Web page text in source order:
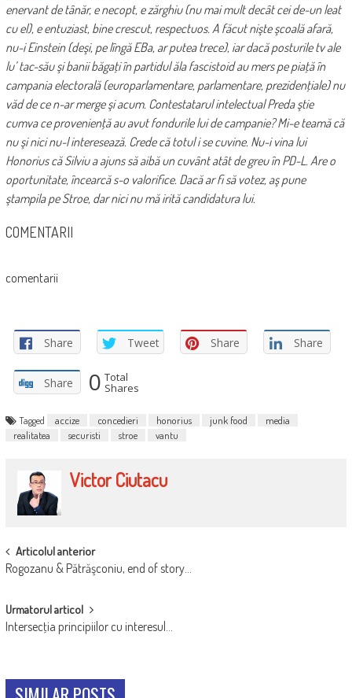
enervant de tânăr, e necopt, e zărghiu (nu mai mult decât cei de-un leat
cu el), e entuziast, bine crescut, respectuos. A făcut nişte şcoală afară,
nu-i Einstein (deşi, pe lîngă EBa, ar putea trece), iar dacă posturile tv ale
lu’ tac-său şi banii băgaţi în partidul ăla fascistoid au mers pe piaţă în
campania electorală (europarlamentare, parlamentare, prezidenţiale) nu
văd de ce n-ar merge şi acum. Contestatarul intelectual Preda ştie
cumva ce provenienţă au avut fondurile lui de campanie? Mi-e teamă că
nu şi nici nu-l interesează. Crede că totul i se cuvine. Nu-i vina lui
Honorius că Silviu a ajuns să aibă un cuvânt atât de greu în PD-L. Are o
oportunitate, încearcă s-o valorifice. Dacă ar fi să votez, aş pune
ştampila pe Stroe, dar nici nu mă irită candidatura lui.
COMENTARII
comentarii
Share Tweet Share Share
Share 0 Total
Shares
Tagged accize concedieri honorius junk food
media
realitatea
securisti stroe vantu
Victor Ciutacu
POST
NAVIGATION
Articolul anterior
Rogozanu & Pătrăşconiu, end of story…
Urmatorul articol
Intersecţia principiilor cu interesul…